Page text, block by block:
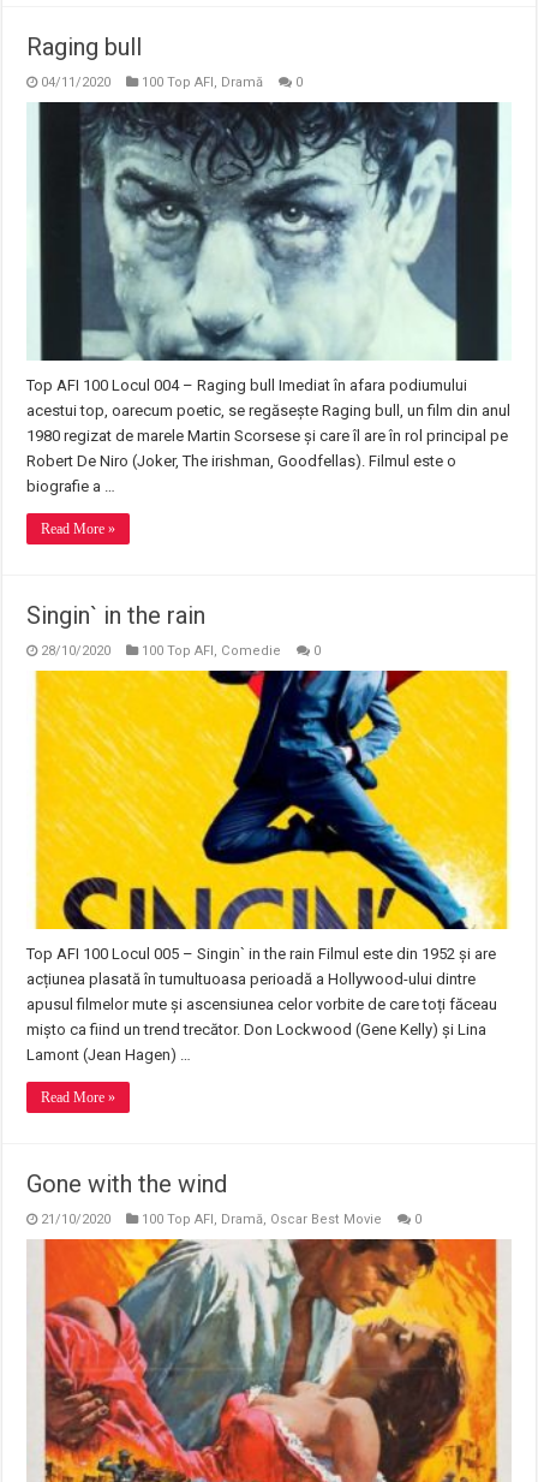
Raging bull
04/11/2020 100 Top AFI , Dramă 0
Top AFI 100 Locul 004 – Raging bull Imediat în afara podiumului
acestui top, oarecum poetic, se regăsește Raging bull, un film din anul
1980 regizat de marele Martin Scorsese și care îl are în rol principal pe
Robert De Niro (Joker, The irishman, Goodfellas). Filmul este o
biografie a …
Read More »
Singin` in the rain
28/10/2020 100 Top AFI , Comedie 0
Top AFI 100 Locul 005 – Singin` in the rain Filmul este din 1952 și are
acțiunea plasată în tumultuoasa perioadă a Hollywood-ului dintre
apusul filmelor mute și ascensiunea celor vorbite de care toți făceau
mișto ca fiind un trend trecător. Don Lockwood (Gene Kelly) și Lina
Lamont (Jean Hagen) …
Read More »
Gone with the wind
21/10/2020 100 Top AFI, Dramă, Oscar Best Movie 0